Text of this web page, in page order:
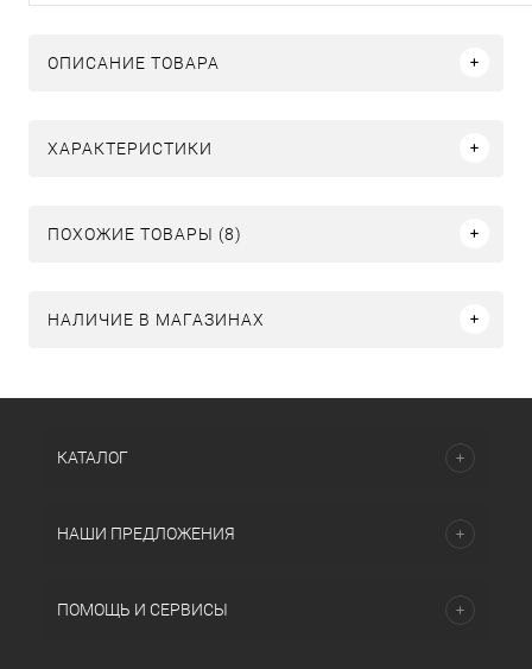
ОПИСАНИЕ ТОВАРА
ХАРАКТЕРИСТИКИ
ПОХОЖИЕ ТОВАРЫ (8)
НАЛИЧИЕ В МАГАЗИНАХ
КАТАЛОГ
НАШИ ПРЕДЛОЖЕНИЯ
ПОМОЩЬ И СЕРВИСЫ